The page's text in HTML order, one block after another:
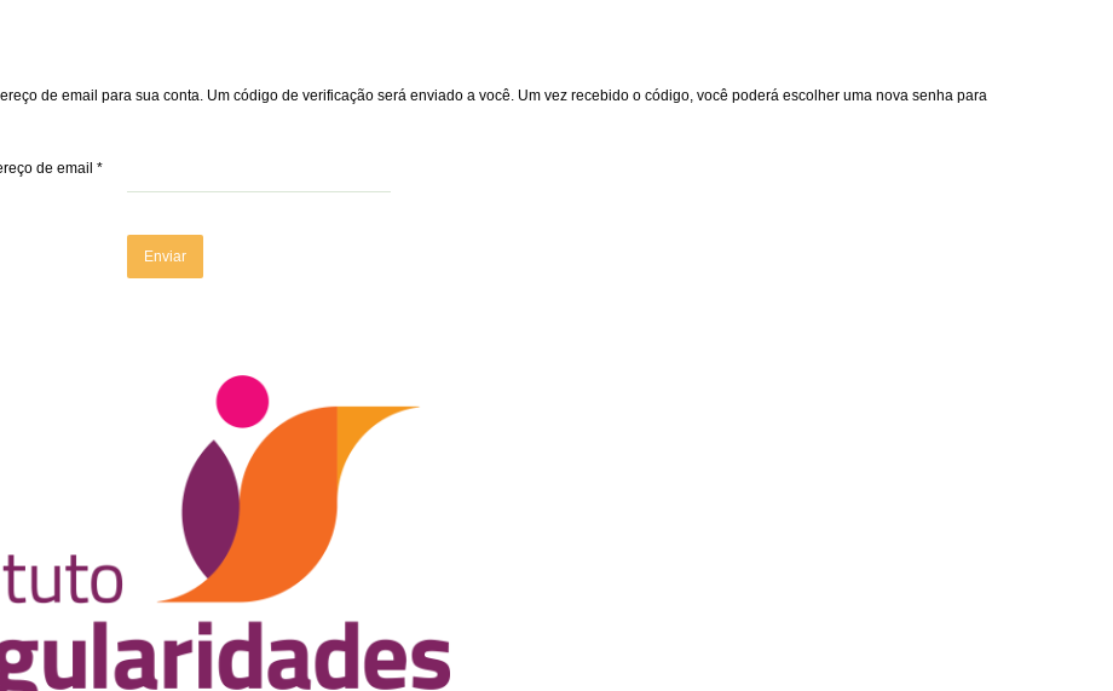
de email para sua conta. Um código de verificação será enviado a você. Um vez recebido o código, você poderá escolher uma nova senha para
de email *
Enviar